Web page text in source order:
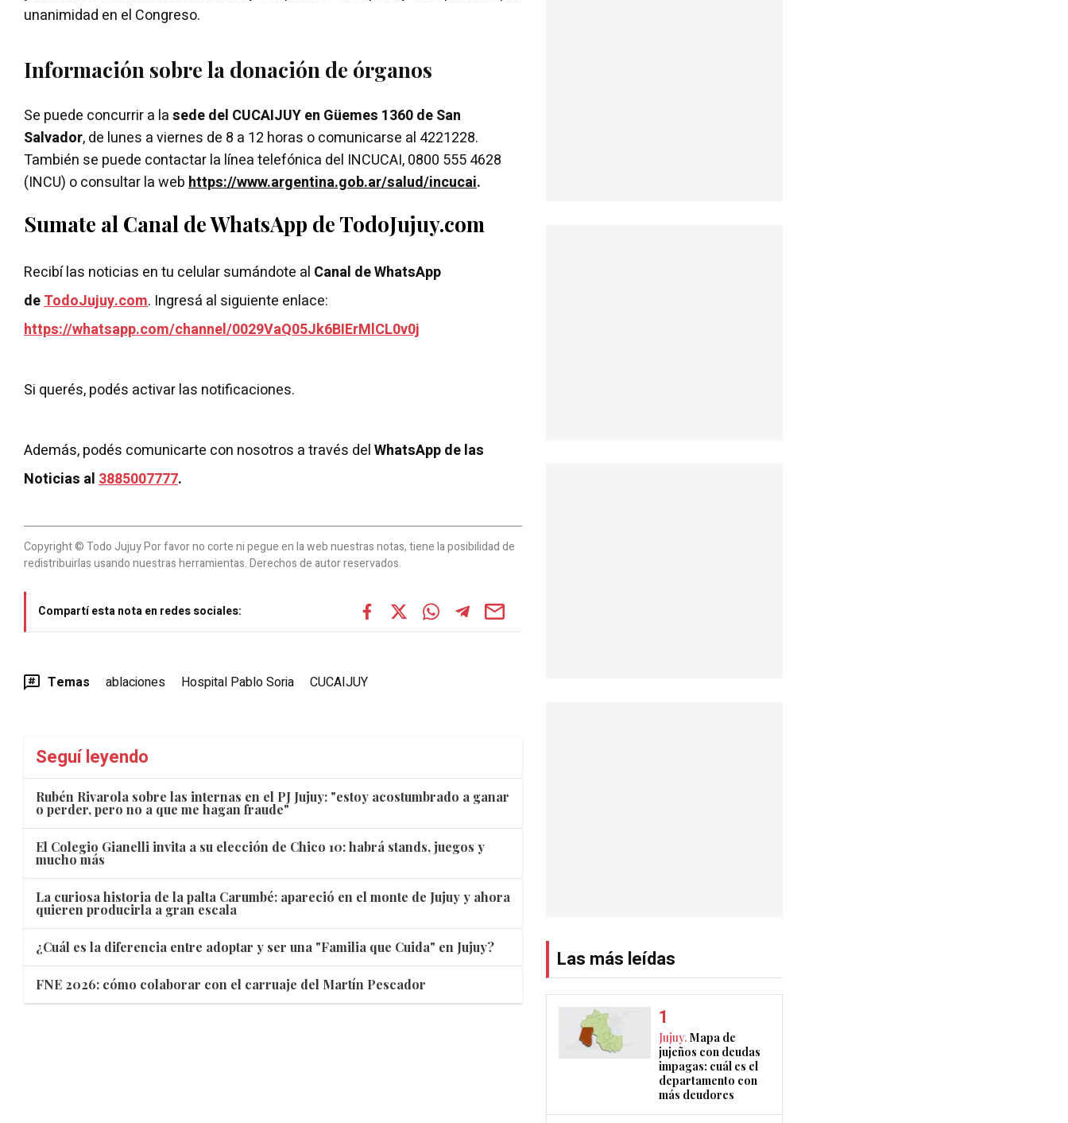
unanimidad en el Congreso.
Información sobre la donación de órganos
Se puede concurrir a lasede del CUCAIJUY en Güemes 1360 de San
Salvador, de lunes a viernes de 8 a 12 horas o comunicarse al 4221228.
También se puede contactar la línea telefónica del INCUCAI, 0800 555 4628
(INCU) o consultar la webhttps://www.argentina.gob.ar/salud/incucai.
Sumate al Canal de WhatsApp de TodoJujuy.com
Recibí las noticias en tu celular sumándote al Canal de WhatsApp
deTodoJujuy.com. Ingresá al siguiente enlace:
https://whatsapp.com/channel/0029VaQ05Jk6BIErMlCL0v0j
Si querés, podés activar las notificaciones.
Además, podés comunicarte con nosotros a través delWhatsApp de las
Noticias al3885007777.
Copyright © Todo Jujuy Por favor no corte ni pegue en la web nuestras notas, tiene la posibilidad de
redistribuirlas usando nuestras herramientas. Derechos de autor reservados.
Compartí esta nota en redes sociales:
Temas ablaciones Hospital Pablo Soria CUCAIJUY
Seguí leyendo
Rubén Rivarola sobre las internas en el PJ Jujuy: "estoy acostumbrado a ganar
o perder, pero no a que me hagan fraude"
El Colegio Gianelli invita a su elección de Chico 10: habrá stands, juegos y
mucho más
La curiosa historia de la palta Carumbé: apareció en el monte de Jujuy y ahora
quieren producirla a gran escala
¿Cuál es la diferencia entre adoptar y ser una "Familia que Cuida" en Jujuy?
FNE 2026: cómo colaborar con el carruaje del Martín Pescador
Las más leídas
Jujuy. Mapa de
jujeños con deudas
impagas: cuál es el
departamento con
más deudores